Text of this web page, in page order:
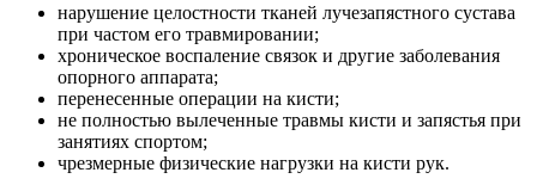
нарушение целостности тканей лучезапястного сустава
при частом его травмировании;
хроническое воспаление связок и другие заболевания
опорного аппарата;
перенесенные операции на кисти;
не полностью вылеченные травмы кисти и запястья при
занятиях спортом;
чрезмерные физические нагрузки на кисти рук.